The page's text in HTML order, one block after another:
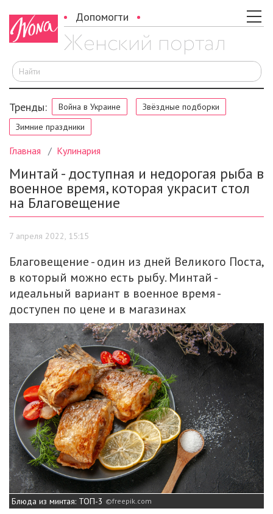
Допомогти
Тренды: Война в Украине
Звёздные подборки
Зимние праздники
Главная Кулинария
Минтай - доступная и недорогая рыба в
военное время, которая украсит стол
на Благовещение
7 апреля 2022, 15:15
Благовещение - один из дней Великого Поста,
в который можно есть рыбу. Минтай -
идеальный вариант в военное время -
доступен по цене и в магазинах
Блюда из минтая: ТОП-3 freepik.com